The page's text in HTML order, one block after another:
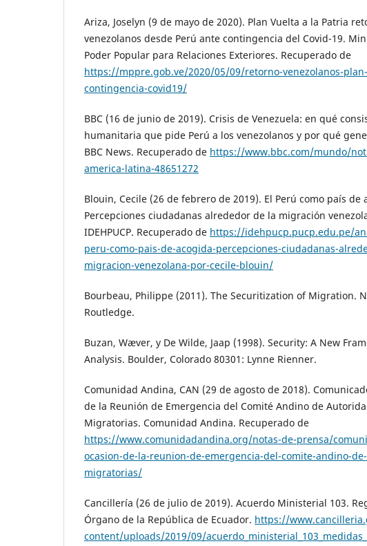
Ariza, Joselyn (9 de mayo de 2020). Plan Vuelta a la Patria
venezolanos desde Perú ante contingencia del Covid-19.
Poder Popular para Relaciones Exteriores. Recuperado de
https://mppre.gob.ve/2020/05/09/retorno-venezolanos-
contingencia-covid19/
BBC (16 de junio de 2019). Crisis de Venezuela: en qué
humanitaria que pide Perú a los venezolanos y por qué
BBC News. Recuperado de https://www.bbc.com/mundo/
america-latina-48651272
Blouin, Cecile (26 de febrero de 2019). El Perú como país de
Percepciones ciudadanas alrededor de la migración
IDEHPUCP. Recuperado de https://idehpucp.pucp.edu.pe/
peru-como-pais-de-acogida-percepciones-ciudadanas-
migracion-venezolana-por-cecile-blouin/
Bourbeau, Philippe (2011). The Securitization of Migration.
Routledge.
Buzan, Wæver, y De Wilde, Jaap (1998). Security: A New
Analysis. Boulder, Colorado 80301: Lynne Rienner.
Comunidad Andina, CAN (29 de agosto de 2018).
de la Reunión de Emergencia del Comité Andino de
Migratorias. Comunidad Andina. Recuperado de
https://www.comunidadandina.org/notas-de-prensa/
ocasion-de-la-reunion-de-emergencia-del-comite-andino-
migratorias/
Cancillería (26 de julio de 2019). Acuerdo Ministerial 103.
Órgano de la República de Ecuador. https://
content/uploads/2019/09/